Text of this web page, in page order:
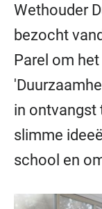
Wethouder
bezocht
Parel om
in ontvangst
slimme
school en